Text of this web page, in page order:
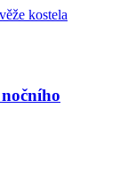
kostela